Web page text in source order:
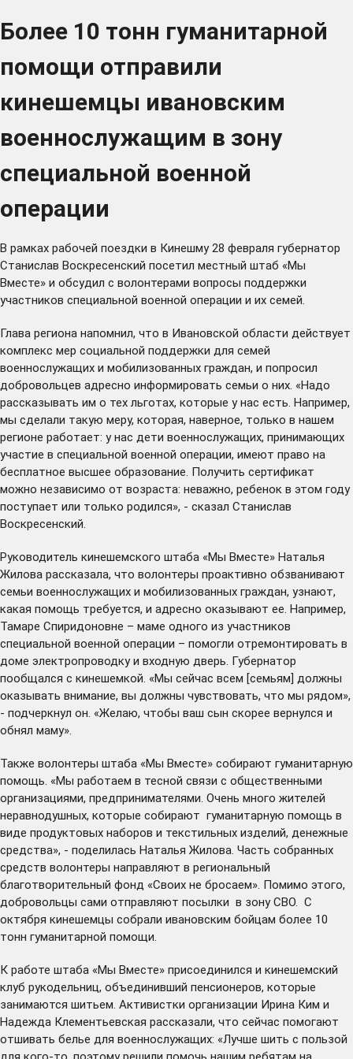
Более 10 тонн гуманитарной
помощи отправили
кинешемцы ивановским
военнослужащим в зону
специальной военной
операции
В рамках рабочей поездки в Кинешму 28 февраля губернатор
Станислав Воскресенский посетил местный штаб «Мы
Вместе» и обсудил с волонтерами вопросы поддержки
участников специальной военной операции и их семей.
Глава региона напомнил, что в Ивановской области действует
комплекс мер социальной поддержки для семей
военнослужащих и мобилизованных граждан, и попросил
добровольцев адресно информировать семьи о них. «Надо
рассказывать им о тех льготах, которые у нас есть. Например,
мы сделали такую меру, которая, наверное, только в нашем
регионе работает: у нас дети военнослужащих, принимающих
участие в специальной военной операции, имеют право на
бесплатное высшее образование. Получить сертификат
можно независимо от возраста: неважно, ребенок в этом году
поступает или только родился», - сказал Станислав
Воскресенский.
Руководитель кинешемского штаба «Мы Вместе» Наталья
Жилова рассказала, что волонтеры проактивно обзванивают
семьи военнослужащих и мобилизованных граждан, узнают,
какая помощь требуется, и адресно оказывают ее. Например,
Тамаре Спиридоновне – маме одного из участников
специальной военной операции – помогли отремонтировать в
доме электропроводку и входную дверь. Губернатор
пообщался с кинешемкой. «Мы сейчас всем [семьям] должны
оказывать внимание, вы должны чувствовать, что мы рядом»,
- подчеркнул он. «Желаю, чтобы ваш сын скорее вернулся и
обнял маму».
Также волонтеры штаба «Мы Вместе» собирают гуманитарную
помощь. «Мы работаем в тесной связи с общественными
организациями, предпринимателями. Очень много жителей
неравнодушных, которые собирают гуманитарную помощь в
виде продуктовых наборов и текстильных изделий, денежные
средства», - поделилась Наталья Жилова. Часть собранных
средств волонтеры направляют в региональный
благотворительный фонд «Своих не бросаем». Помимо этого,
добровольцы сами отправляют посылки в зону СВО. С
октября кинешемцы собрали ивановским бойцам более 10
тонн гуманитарной помощи.
К работе штаба «Мы Вместе» присоединился и кинешемский
клуб рукодельниц, объединивший пенсионеров, которые
занимаются шитьем. Активистки организации Ирина Ким и
Надежда Клементьевская рассказали, что сейчас помогают
отшивать белье для военнослужащих: «Лучше шить с пользой